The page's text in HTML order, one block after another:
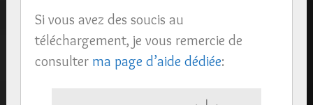
Si vous avez des soucis au
téléchargement, je vous remercie de
consulter ma page d’aide dédiée: